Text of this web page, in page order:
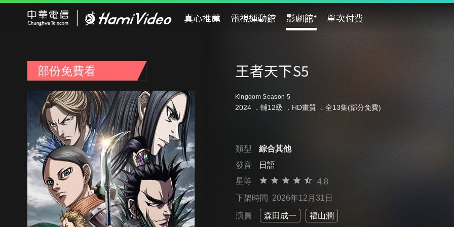
真心推薦 電視運動館 影劇館⁺ 單次付費
部份免費看 王者天下S5
Kingdom Season 5
2024 ． 輔12級 ．HD畫質 ．全13集(部分免費)
類型
綜合其他
發音
日語
星等
4.8
下架時間 2026年12月31日
演員 森田成一 福山潤